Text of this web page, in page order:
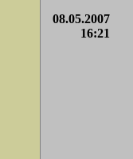
08.05.2007
16:21